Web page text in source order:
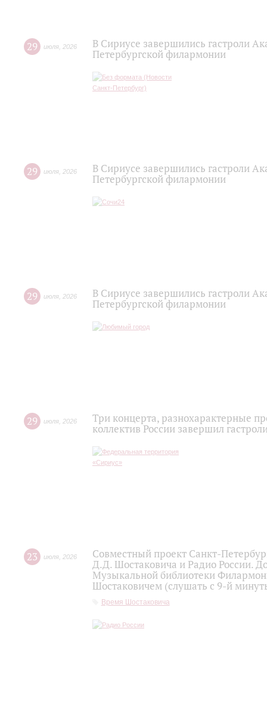
29 июля 2026
В Сириусе завершились гастроли
Петербургской филармонии
29 июля 2026
В Сириусе завершились гастроли
Петербургской филармонии
29 июля 2026
В Сириусе завершились гастроли
Петербургской филармонии
29 июля 2026
Три концерта, разнохарактерные
коллектив России завершил
23 июля 2026
Совместный проект Санкт-
Д.Д. Шостаковича и Радио России.
Музыкальной библиотеки
Шостаковичем (слушать с 9-й
Время Шостаковича